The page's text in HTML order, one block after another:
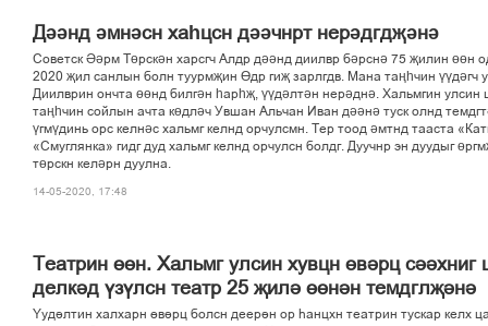
Дәәнд әмнәсн хаһцсн дәәчнрт нерәдгдҗәнә
Советск Әәрм Төрскән харсгч Алдр дәәнд диилвр бәрснә 75 җилин өөн
2020 җил санлын болн туурмҗин Өдр гиҗ зарлгдв. Мана таңһчин үүдәгч
Диилврин ончта өөнд билгән һарһҗ, үүдәлтән нерәднә. Хальмгин улсин
таңһчин сойлын ачта көдләч Увшан Альчан Иван дәәнә туск олнд
үгмүдинь орс келнәс хальмг келнд орчулсмн. Тер тоод әмтнд тааста
«Смуглянка» гидг дуд хальмг келнд орчулсн болдг. Дуучнр эн дуудыг
төрскн келәрн дуулна.
14-05-2020, 17:48
Театрин ґґн. Хальмг улсин хувцн ґвірц сііхниг
делкід ўзўлсн театр 25 љилі ґґнін темдглљіні
Ўуділтин халхарн ґвірц болсн деерін ор єанцхн театрин тускар келх